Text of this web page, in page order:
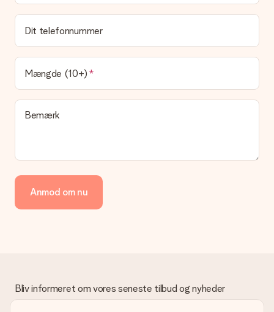
Hvad er leveringstiden, og hvornår modtager jeg min
gave?
Leveringstiden findes på gavens produktside. Du kan stole på,
at vores postfirma leverer din gave på denne dag.
Hvilke leveringsmuligheder kan jeg vælge?
I øjeblikket er det ikke (endnu) muligt at vælge en
leveringsindstilling. Den gave, du vil bestille, sendes enten som
en pakke eller som postkasse levering. Vil du gerne vide
hvilken måde din ordre sendes på? Kontakt venligst vores
Vi tilbyder følgende betalingsmetoder: Dankort, Paypal,
kreditkort, faktura via Klarna eller bankoverførsel. I tilfælde af
manuel betaling overførsel, skal du tage højde for en ekstra 3
venligst vores kundeservice, de hjælper gerne med at finde en
passende løsning.
Dit telefonnummer
Mængde (10+)
Bemærk
Anmod om nu
Bliv informeret om vores seneste tilbud og nyheder